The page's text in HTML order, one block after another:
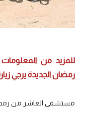
للمزيد من
رمضان الجديدةيرجي
مستشفى العاشر من